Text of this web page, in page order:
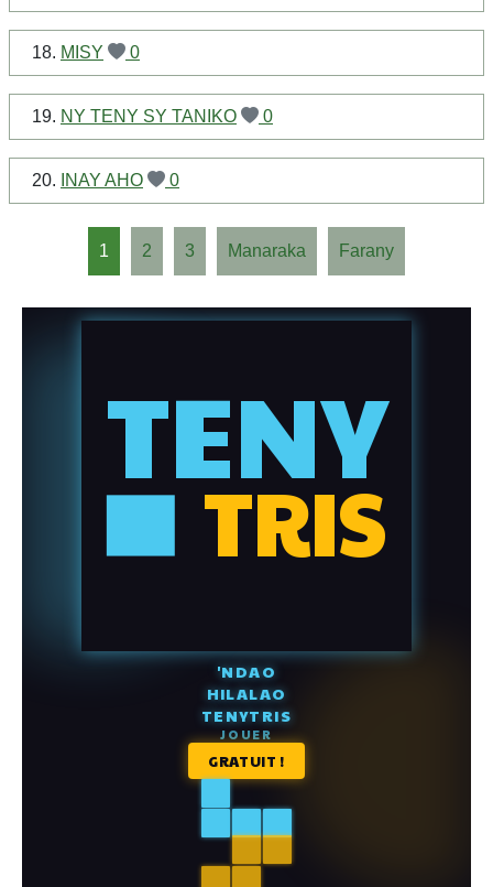
18. MISY 0
19. NY TENY SY TANIKO 0
20. INAY AHO 0
1 2 3 Manaraka Farany